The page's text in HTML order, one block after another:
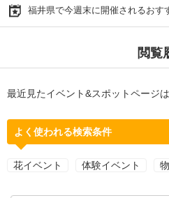
福井県で今週末に開催されるおす
閲覧
最近見たイベント&スポットページは
よく使われる検索条件
花イベント 体験イベント